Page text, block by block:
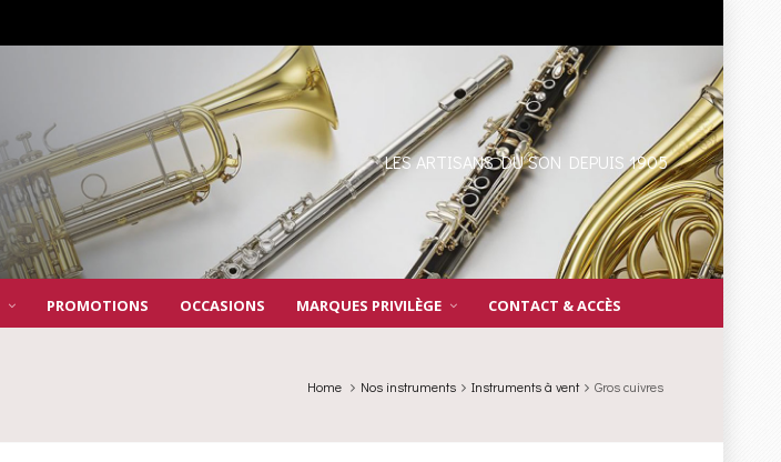
LES ARTISANS DU SON DEPUIS 1905
PROMOTIONS OCCASIONS MARQUES PRIVILÈGE CONTACT & ACCÈS
Home Nos instruments Instruments à vent Gros cuivres